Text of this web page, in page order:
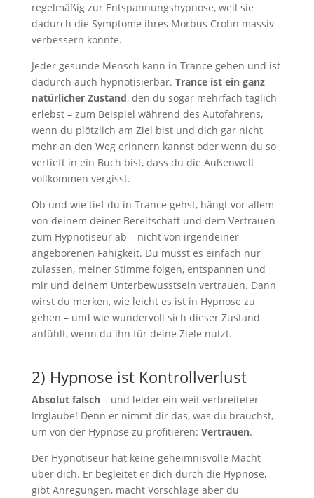
regelmäßig zur Entspannungshypnose, weil sie
dadurch die Symptome ihres Morbus Crohn massiv
verbessern konnte.
Jeder gesunde Mensch kann in Trance gehen und ist
dadurch auch hypnotisierbar. Trance ist ein ganz
natürlicher Zustand, den du sogar mehrfach täglich
erlebst – zum Beispiel während des Autofahrens,
wenn du plötzlich am Ziel bist und dich gar nicht
mehr an den Weg erinnern kannst oder wenn du so
vertieft in ein Buch bist, dass du die Außenwelt
vollkommen vergisst.
Ob und wie tief du in Trance gehst, hängt vor allem
von deinem deiner Bereitschaft und dem Vertrauen
zum Hypnotiseur ab – nicht von irgendeiner
angeborenen Fähigkeit. Du musst es einfach nur
zulassen, meiner Stimme folgen, entspannen und
mir und deinem Unterbewusstsein vertrauen. Dann
wirst du merken, wie leicht es ist in Hypnose zu
gehen – und wie wundervoll sich dieser Zustand
anfühlt, wenn du ihn für deine Ziele nutzt.
2) Hypnose ist Kontrollverlust
Absolut falsch– und leider ein weit verbreiteter
Irrglaube! Denn er nimmt dir das, was du brauchst,
um von der Hypnose zu profitieren: Vertrauen.
Der Hypnotiseur hat keine geheimnisvolle Macht
über dich. Er begleitet er dich durch die Hypnose,
gibt Anregungen, macht Vorschläge aber du